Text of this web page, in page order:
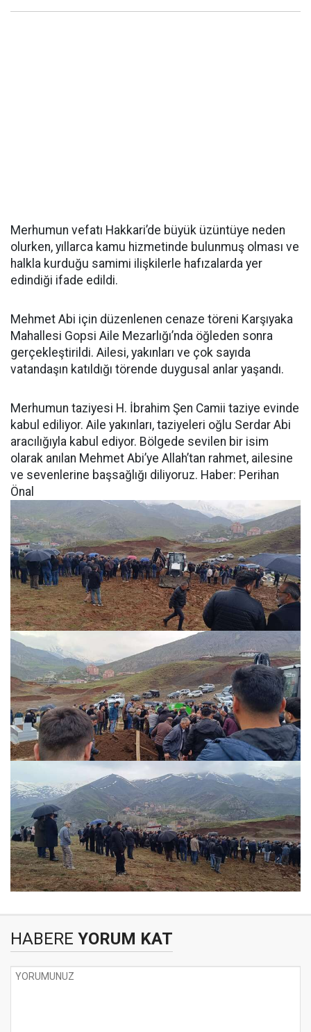
Merhumun vefatı Hakkari’de büyük üzüntüye neden
olurken, yıllarca kamu hizmetinde bulunmuş olması ve
halkla kurduğu samimi ilişkilerle hafızalarda yer
edindiği ifade edildi.
Mehmet Abi için düzenlenen cenaze töreni Karşıyaka
Mahallesi Gopsi Aile Mezarlığı’nda öğleden sonra
gerçekleştirildi. Ailesi, yakınları ve çok sayıda
vatandaşın katıldığı törende duygusal anlar yaşandı.
Merhumun taziyesi H. İbrahim Şen Camii taziye evinde
kabul ediliyor. Aile yakınları, taziyeleri oğlu Serdar Abi
aracılığıyla kabul ediyor. Bölgede sevilen bir isim
olarak anılan Mehmet Abi’ye Allah’tan rahmet, ailesine
ve sevenlerine başsağlığı diliyoruz. Haber: Perihan
Önal
HABERE YORUM KAT